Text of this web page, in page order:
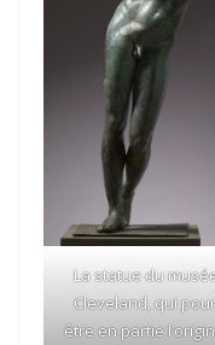
La statue du
Cleveland, qui
être en partie